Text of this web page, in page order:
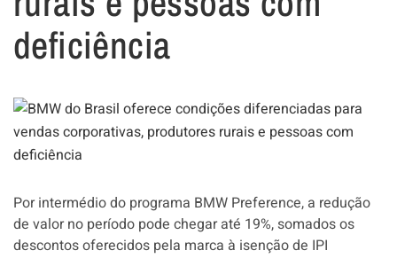
deficiência
Por intermédio do programa BMW Preference, a redução
de valor no período pode chegar até 19%, somados os
descontos oferecidos pela marca à isenção de IPI